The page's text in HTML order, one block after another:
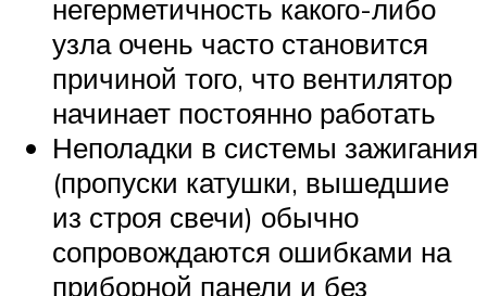
негерметичность какого-либо
узла очень часто становится
причиной того, что вентилятор
начинает постоянно работать
Неполадки в системы зажигания
(пропуски катушки, вышедшие
из строя свечи) обычно
сопровождаются ошибками на
приборной панели и без